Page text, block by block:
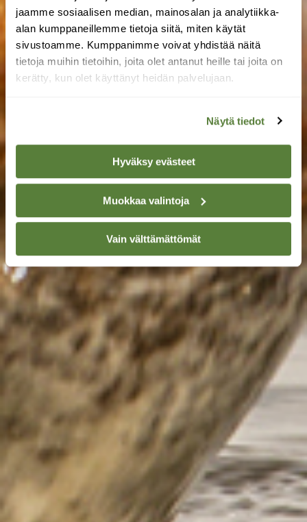
jaamme sosiaalisen median, mainosalan ja analytiikka-
alan kumppaneillemme tietoja siitä, miten käytät
sivustoamme. Kumppanimme voivat yhdistää näitä
tietoja muihin tietoihin, joita olet antanut heille tai joita on
kerätty, kun olet käyttänyt heidän palvelujaan.
Näytä tiedot
Hyväksy evästeet
Muokkaa valintoja
Vain välttämättömät